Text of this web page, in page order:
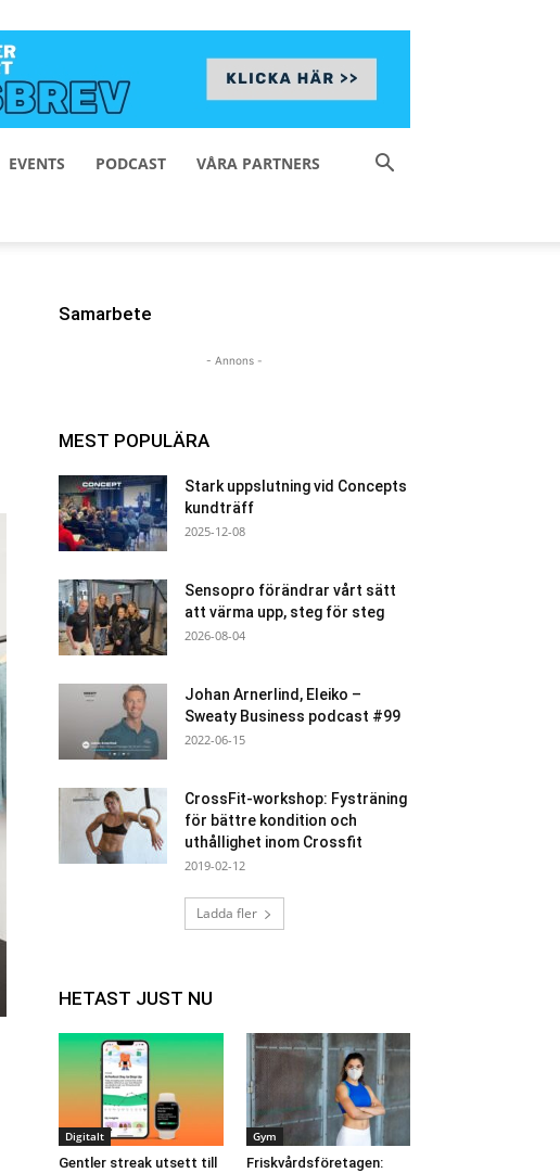
EVENTS PODCAST VÅRA PARTNERS
Samarbete
- Annons -
MEST POPULÄRA
Stark uppslutning vid Concepts
kundträff
2025-12-08
Sensopro förändrar vårt sätt
att värma upp, steg för steg
2026-08-04
Johan Arnerlind, Eleiko –
Sweaty Business podcast #99
2022-06-15
CrossFit-workshop: Fysträning
för bättre kondition och
uthållighet inom Crossfit
2019-02-12
Ladda fler
HETAST JUST NU
Digitalt
Gentler streak utsett till
Gym
Friskvårdsföretagen: